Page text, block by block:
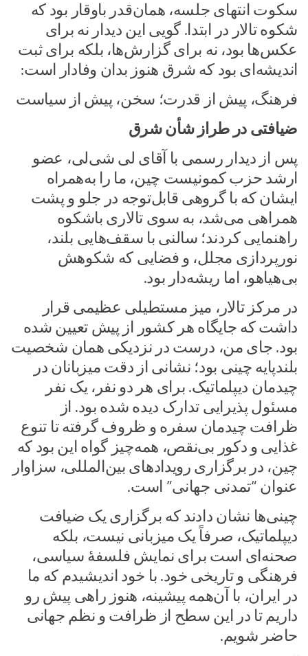
سکوت انتهای جلسه، همان‌قدر باوقار بود که
شکوه تالار در ابتدا. گویی این دیدار نه برای
عکس‌ها بود، نه برای گزارش‌ها، بلکه برای ثبت
اندیشه‌ای بود که شرق هنوز بدان وفادار است:
فرهنگ، پیش از قدرت؛ سخن، پیش از سیاست
ضیافتی در طراز شأن شرق
پس از دیدار رسمی با آقای لی شی‌لی، عضو
ارشد حزب کمونیست چین، ما را به‌همراه
ایشان که با گروهی قابل‌توجه در جلو و پشت
همراهی می‌شد، به سوی تالاری باشکوه
راهنمایی کردند؛ سالنی با سقف‌هایی بلند،
نورپردازی مجلل، و فضایی که شکوهش
بی‌هیاهو، اما ریشه‌دار بود.
در مرکز تالار، میز مستطیلی عظیمی قرار
داشت که جایگاه هر کشور از پیش تعیین شده
بود. جای من، درست در نزدیکی همان شخصیت
بلندپایه چینی بود؛ نشانی از دقت میزبانان در
چیدمان دیپلماتیک. برای هر دو نفر، یک نفر
مسئول پذیرایی تدارک دیده شده بود. از
ظرافت چیدمان سفره و ظروف گرفته تا تنوع
غذایی و دکور بی‌نقص، همه‌چیز گواه این بود که
چین، در برگزاری رویدادهای بین‌المللی، سزاوار
عنوان “تمدنی جهانی” است.
چینی‌ها نشان دادند که برگزاری یک ضیافت
دیپلماتیک، صرفاً یک میزبانی نیست، بلکه
صحنه‌ای است برای نمایش فلسفهٔ سیاسی،
فرهنگی و تاریخی خود. با خود اندیشیدم که ما
در ایران، با آن‌همه پیشینه، هنوز راهی پیش رو
داریم تا در این سطح از ظرافت و نظم جهانی
حاضر شویم.